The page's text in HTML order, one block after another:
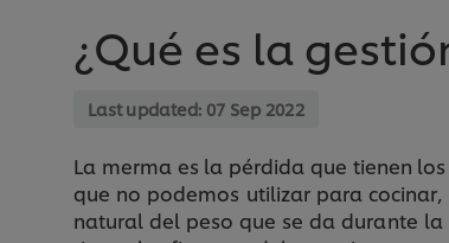
¿Qué es la
Last updated: 07 Sep 2022
La merma es la pérdida que tienen
que no podemos utilizar para
natural del peso que se da durante